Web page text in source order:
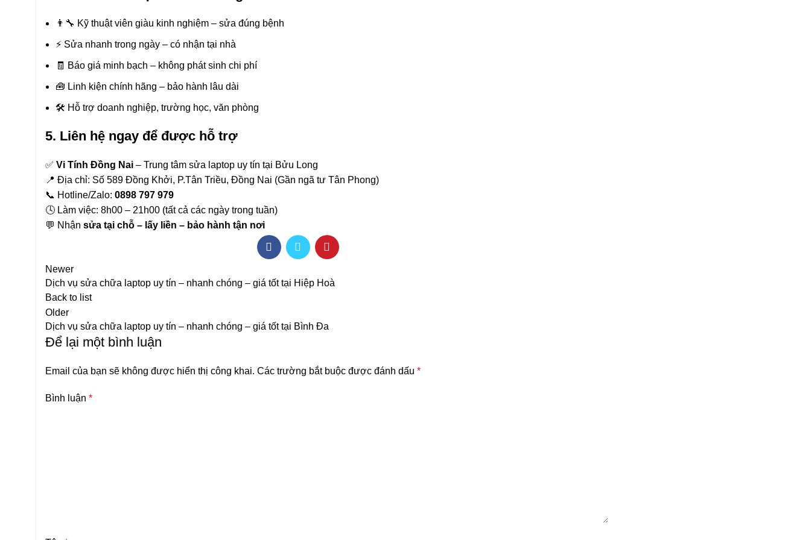
👨‍🔧 Kỹ thuật viên giàu kinh nghiệm – sửa đúng bệnh
⚡ Sửa nhanh trong ngày – có nhận tại nhà
🧾 Báo giá minh bạch – không phát sinh chi phí
🧰 Linh kiện chính hãng – bảo hành lâu dài
🛠 Hỗ trợ doanh nghiệp, trường học, văn phòng
5. Liên hệ ngay để được hỗ trợ
✅ Vi Tính Đồng Nai – Trung tâm sửa laptop uy tín tại Bửu Long
📍 Địa chỉ: Số 589 Đồng Khởi, P.Tân Triều, Đồng Nai (Gần ngã tư Tân Phong)
📞 Hotline/Zalo: 0898 797 979
🕓 Làm việc: 8h00 – 21h00 (tất cả các ngày trong tuần)
💬 Nhận sửa tại chỗ – lấy liền – bảo hành tận nơi
Newer
Dịch vụ sửa chữa laptop uy tín – nhanh chóng – giá tốt tại Hiệp Hoà
Back to list
Older
Dịch vụ sửa chữa laptop uy tín – nhanh chóng – giá tốt tại Bình Đa
Để lại một bình luận
Email của bạn sẽ không được hiển thị công khai. Các trường bắt buộc được đánh dấu *
Bình luận *